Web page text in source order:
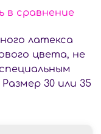
в сравнение
латекса
цвета, не
30 или 35